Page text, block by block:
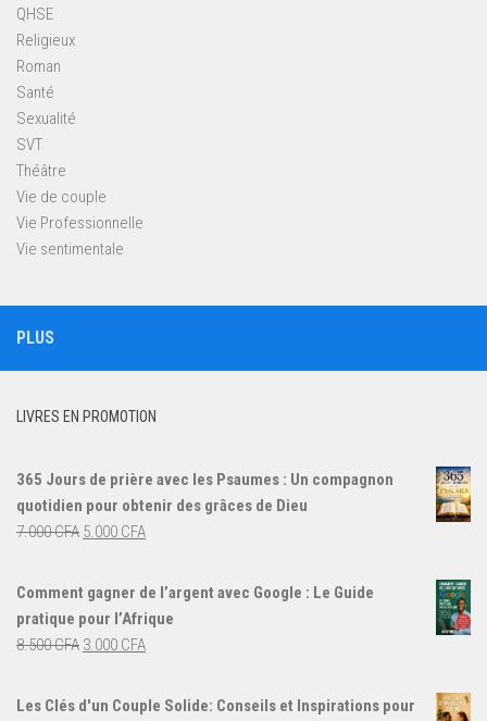
QHSE
Religieux
Roman
Santé
Sexualité
SVT
Théâtre
Vie de couple
Vie Professionnelle
Vie sentimentale
PLUS
LIVRES EN PROMOTION
365 Jours de prière avec les Psaumes : Un compagnon
quotidien pour obtenir des grâces de Dieu
7.000CFA Le
était :
7.000 CFA.
5.000 CFALe
actuel
est :
Comment gagner de l’argent avec Google : Le Guide
pratique pour l’Afrique
8.500CFA Le
initial
3.000 CFALe
actuel
Les Clés d'un Couple Solide: Conseils et Inspirations pour